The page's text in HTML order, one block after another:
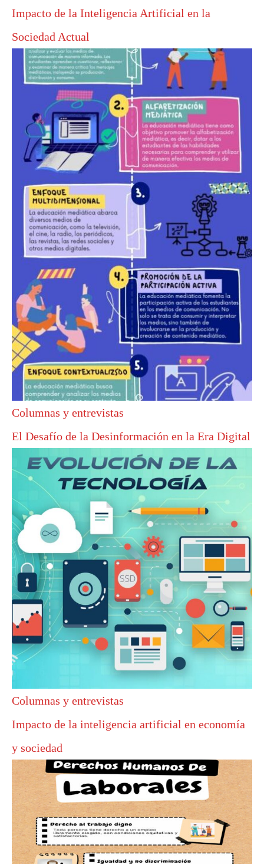
Impacto de la Inteligencia Artificial en la
Sociedad Actual
Columnas y entrevistas
El Desafío de la Desinformación en la Era Digital
Columnas y entrevistas
Impacto de la inteligencia artificial en economía
y sociedad